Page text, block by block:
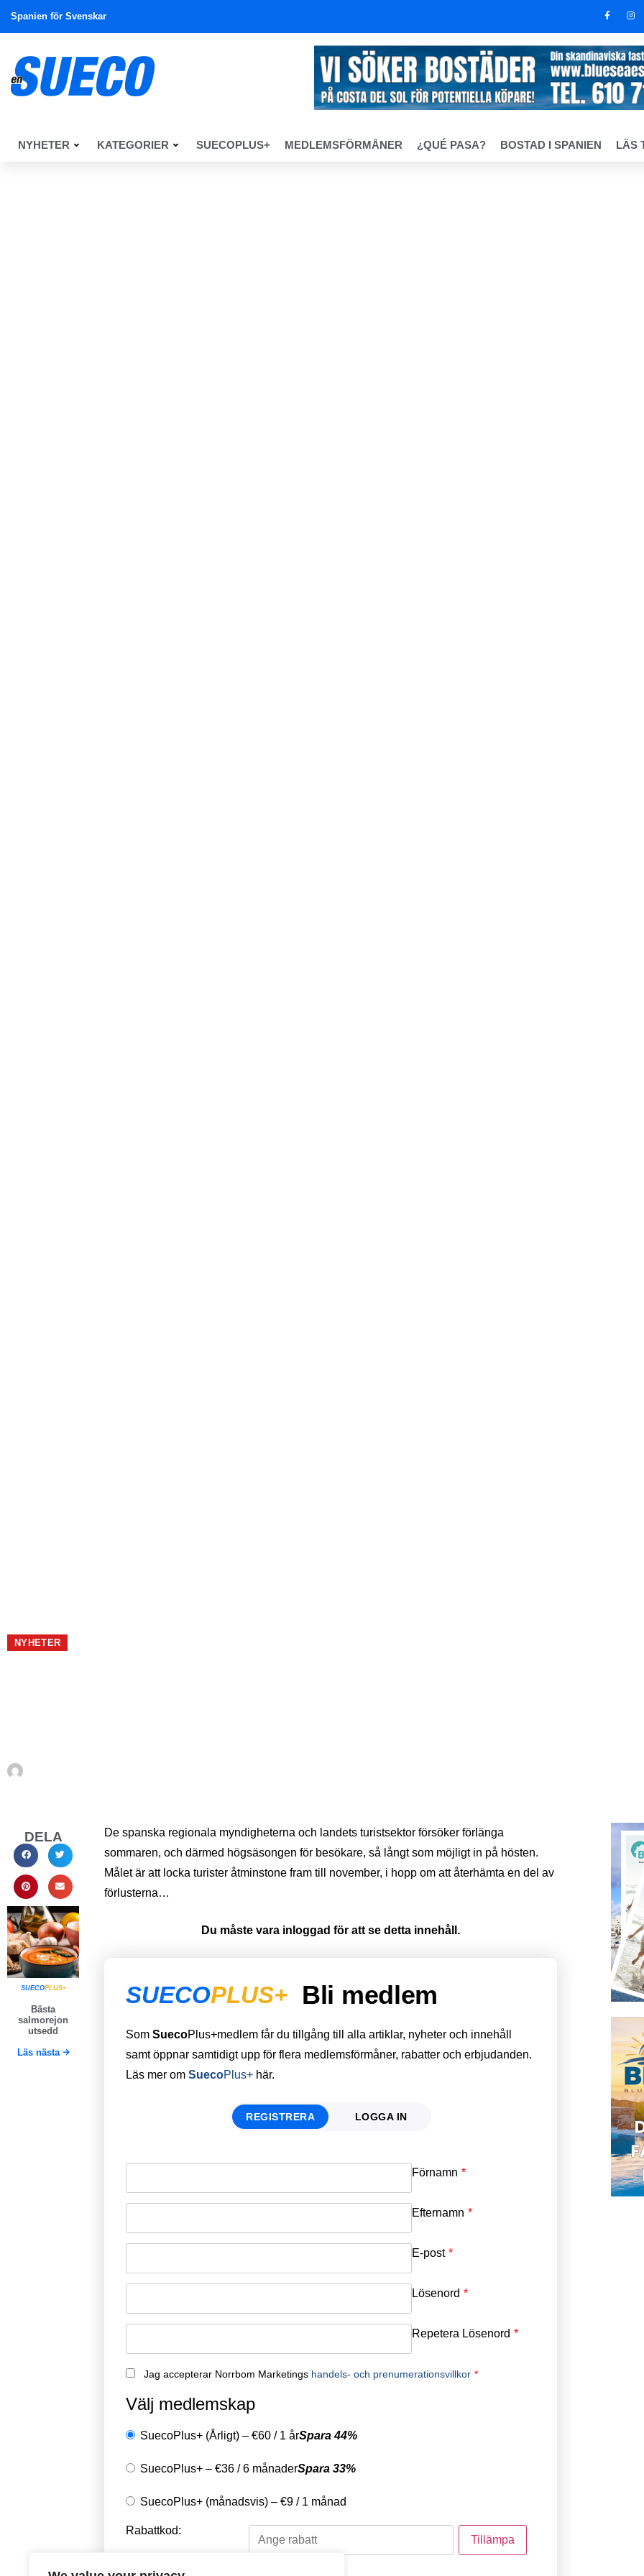
Spanien för Svenskar
NYHETER KATEGORIER SUECOPLUS+ MEDLEMSFÖRMÅNER ¿QUÉ PASA? BOSTAD I SPANIEN LÄS
NYHETER
DELA
SUECOPLUS+
Bästa
salmorejon
utsedd
Läs nästa
De spanska regionala myndigheterna och landets turistsektor försöker förlänga
sommaren, och därmed högsäsongen för besökare, så långt som möjligt in på hösten.
Målet är att locka turister åtminstone fram till november, i hopp om att återhämta en del av
förlusterna…
Du måste vara inloggad för att se detta innehåll.
SUECOPLUS+ Bli medlem
Som SuecoPlus+medlem får du tillgång till alla artiklar, nyheter och innehåll
samt öppnar samtidigt upp för flera medlemsförmåner, rabatter och erbjudanden.
Läs mer om SuecoPlus+ här.
REGISTRERA LOGGA IN
Förnamn *
Efternamn *
E-post *
Lösenord *
Repetera Lösenord *
Jag accepterar Norrbom Marketings handels- och prenumerationsvillkor *
Välj medlemskap
SuecoPlus+ (Årligt) – €60 / 1 årSpara 44%
SuecoPlus+ – €36 /6 månaderSpara 33%
SuecoPlus+ (månadsvis) – €9 / 1 månad
Rabattkod:
Email
Password